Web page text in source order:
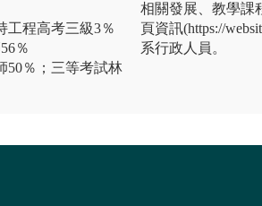
工程高考三級3％
％
50％；三等考試林
相關發展、教學課
頁資訊(https://
系行政人員。